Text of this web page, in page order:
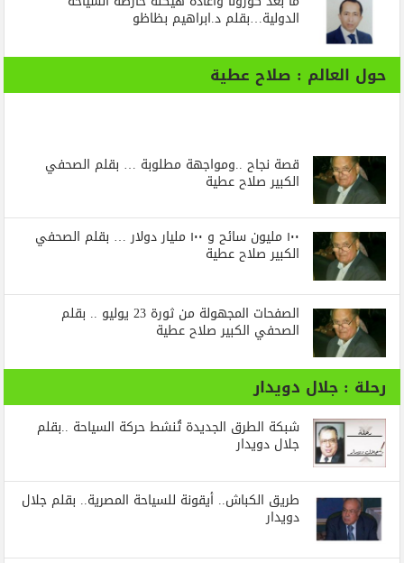
الدولية…بقلم د.ابراهيم بظاظو
حول العالم : صلاح عطية
قصة نجاح ..ومواجهة مطلوبة … بقلم الصحفي
الكبير صلاح عطية
١٠٠ مليون سائح و ١٠٠ مليار دولار … بقلم الصحفي
الكبير صلاح عطية
الصفحات المجهولة من ثورة 23 يوليو .. بقلم
الصحفي الكبير صلاح عطية
رحلة : جلال دويدار
شبكة الطرق الجديدة تُنشط حركة السياحة ..بقلم
جلال دويدار
طريق الكباش.. أيقونة للسياحة المصرية.. بقلم جلال
دويدار